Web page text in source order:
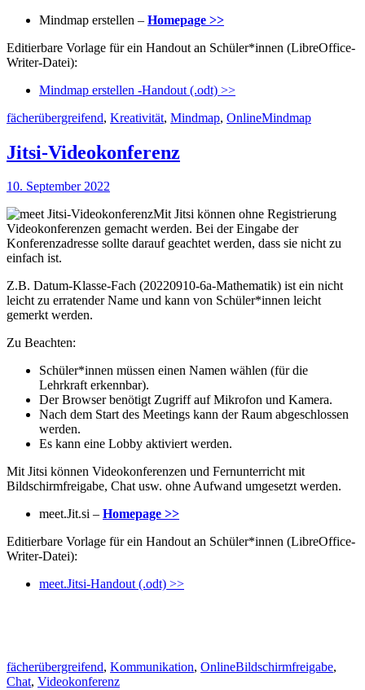
Mindmap erstellen – Homepage >>
Editierbare Vorlage für ein Handout an Schüler*innen (LibreOffice-
Writer-Datei):
Mindmap erstellen -Handout (.odt) >>
Kategorien
fächerübergreifend, Kreativität, Mindmap, OnlineSchlagworte
Mindmap
Jitsi-Videokonferenz
Veröffentlicht
10. September 2022
Mit Jitsi können ohne Registrierung
Videokonferenzen gemacht werden. Bei der Eingabe der
Konferenzadresse sollte darauf geachtet werden, dass sie nicht zu
einfach ist.
Z.B. Datum-Klasse-Fach (20220910-6a-Mathematik) ist ein nicht
leicht zu erratender Name und kann von Schüler*innen leicht
gemerkt werden.
Zu Beachten:
Schüler*innen müssen einen Namen wählen (für die
Lehrkraft erkennbar).
Der Browser benötigt Zugriff auf Mikrofon und Kamera.
Nach dem Start des Meetings kann der Raum abgeschlossen
werden.
Es kann eine Lobby aktiviert werden.
Mit Jitsi können Videokonferenzen und Fernunterricht mit
Bildschirmfreigabe, Chat usw. ohne Aufwand umgesetzt werden.
meet.Jit.si – Homepage >>
Editierbare Vorlage für ein Handout an Schüler*innen (LibreOffice-
Writer-Datei):
meet.Jitsi-Handout (.odt) >>
Kategorien
fächerübergreifend, Kommunikation, OnlineSchlagworte
Bildschirmfreigabe,
Chat, Videokonferenz